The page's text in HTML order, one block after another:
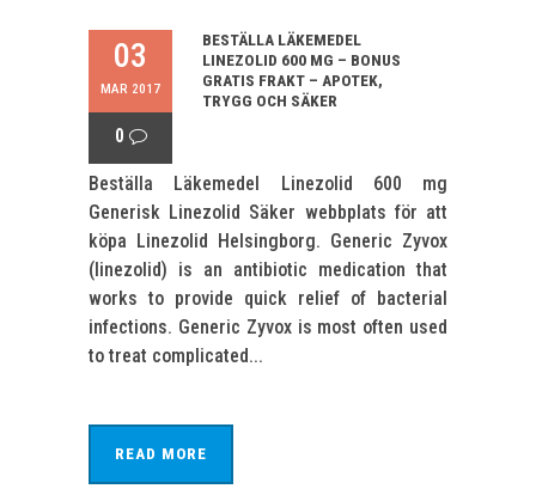
03
MAR 2017
0
BESTÄLLA LÄKEMEDEL
LINEZOLID 600 MG – BONUS
GRATIS FRAKT – APOTEK,
TRYGG OCH SÄKER
Beställa Läkemedel Linezolid 600 mg
Generisk Linezolid Säker webbplats för att
köpa Linezolid Helsingborg. Generic Zyvox
(linezolid) is an antibiotic medication that
works to provide quick relief of bacterial
infections. Generic Zyvox is most often used
to treat complicated...
READ MORE